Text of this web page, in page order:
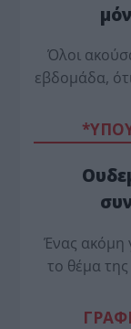
Όλοι
εβδομάδα,
Ένας ακόμη
το θέμα